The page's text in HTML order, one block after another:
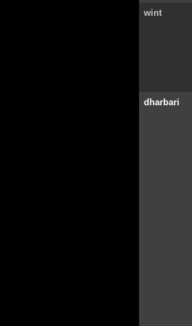
wint
dharbari